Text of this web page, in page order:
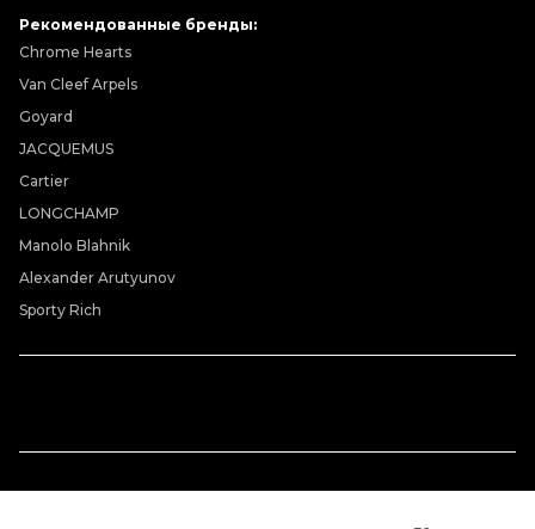
Рекомендованные бренды:
Chrome Hearts
Van Cleef Arpels
Goyard
JACQUEMUS
Cartier
LONGCHAMP
Manolo Blahnik
Alexander Arutyunov
Sporty Rich